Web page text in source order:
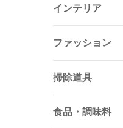
インテリア
ファッション
掃除道具
食品・調味料